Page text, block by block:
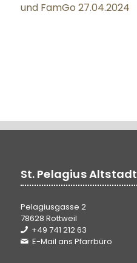
und FamGo 27.04.2024
St. Pelagius Altstadt
Pelagiusgasse 2
78628 Rottweil
+49 741 212 63
E-Mail ans Pfarrbüro